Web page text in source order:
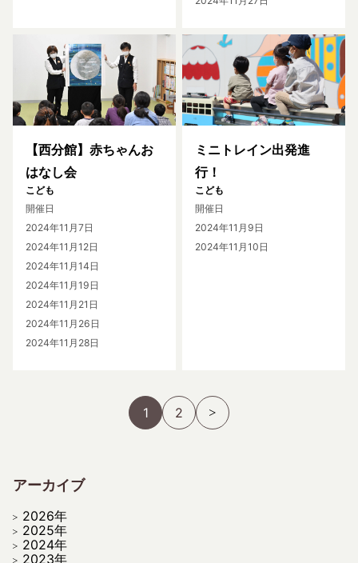
【西分館】赤ちゃんお
はなし会
こども
開催日
2024年11月7日
2024年11月12日
2024年11月14日
2024年11月19日
2024年11月21日
2024年11月26日
2024年11月28日
ミニトレイン出発進
行！
こども
開催日
2024年11月9日
2024年11月10日
1 2
アーカイブ
2026年
2025年
2024年
2023年